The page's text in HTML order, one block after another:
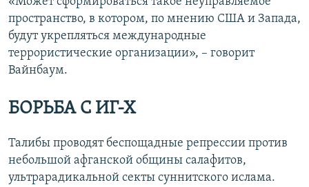
пространство, в котором, по мнению США и Запада,
будут укрепляться международные
террористические организации», – говорит
Вайнбаум.
БОРЬБА С ИГ-Х
Талибы проводят беспощадные репрессии против
небольшой афганской общины салафитов,
ультрарадикальной секты суннитского ислама.